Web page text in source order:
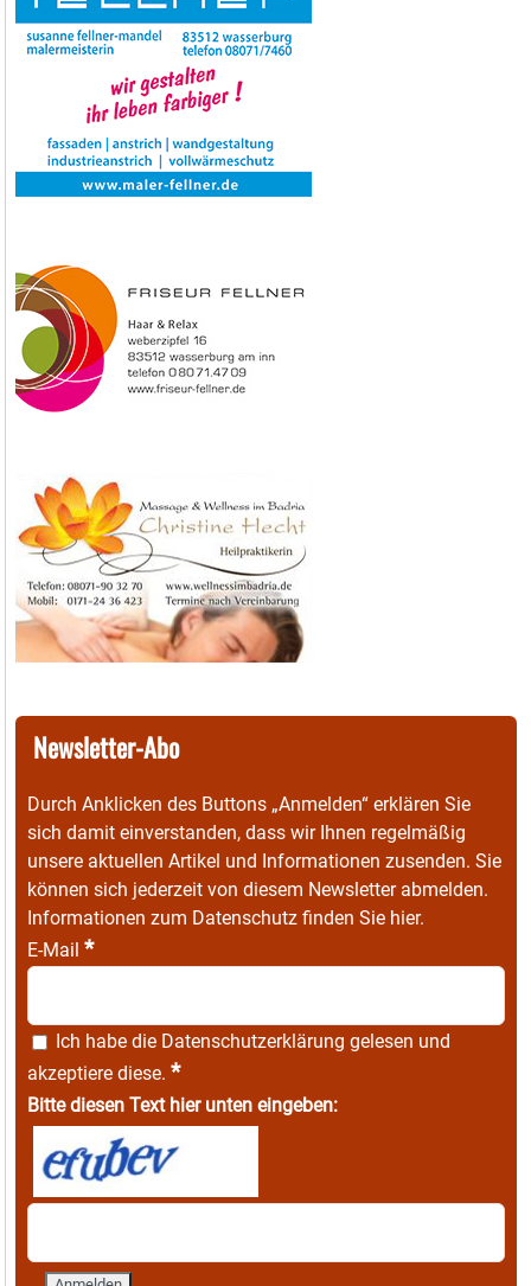
Newsletter-Abo
Durch Anklicken des Buttons „Anmelden“ erklären Sie
sich damit einverstanden, dass wir Ihnen regelmäßig
unsere aktuellen Artikel und Informationen zusenden. Sie
können sich jederzeit von diesem Newsletter abmelden.
Informationen zum Datenschutz finden Sie hier.
E-Mail *
Ich habe die Datenschutzerklärung gelesen und
akzeptiere diese. *
Bitte diesen Text hier unten eingeben: